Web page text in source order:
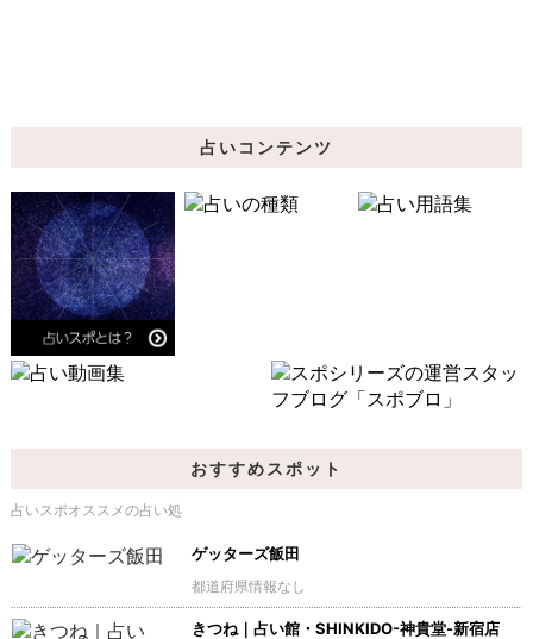
占いコンテンツ
おすすめスポット
占いスポオススメの占い処
ゲッターズ飯田
都道府県情報なし
きつね｜占い館・SHINKIDO-神貴堂-新宿店